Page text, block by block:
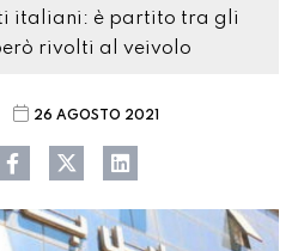
italiani: è partito tra gli
rivolti al veivolo
26 AGOSTO 2021